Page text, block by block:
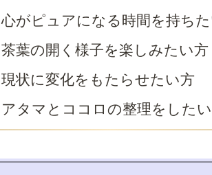
心がピュアになる時間を持ち
茶葉の開く様子を楽しみたい方
現状に変化をもたらせたい方
アタマとココロの整理をした